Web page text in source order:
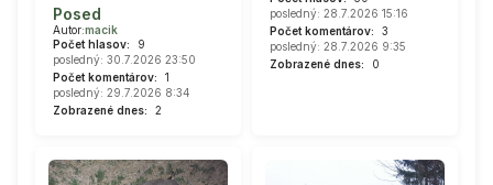
Posed
Autor:macik
Počet hlasov:
9
posledný: 30.7.2026 23:50
Počet komentárov:
1
posledný: 29.7.2026 8:34
Zobrazené dnes:
2
posledný: 28.7.2026 15:16
Počet komentárov:
3
posledný: 28.7.2026 9:35
Zobrazené dnes:
0